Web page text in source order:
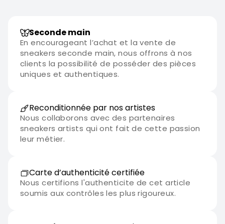
Seconde main
En encourageant l’achat et la vente de
sneakers seconde main, nous offrons à nos
clients la possibilité de posséder des pièces
uniques et authentiques.
Reconditionnée par nos artistes
Nous collaborons avec des partenaires
sneakers artists qui ont fait de cette passion
leur métier.
Carte d’authenticité certifiée
Nous certifions l'authenticite de cet article
soumis aux contrôles les plus rigoureux.